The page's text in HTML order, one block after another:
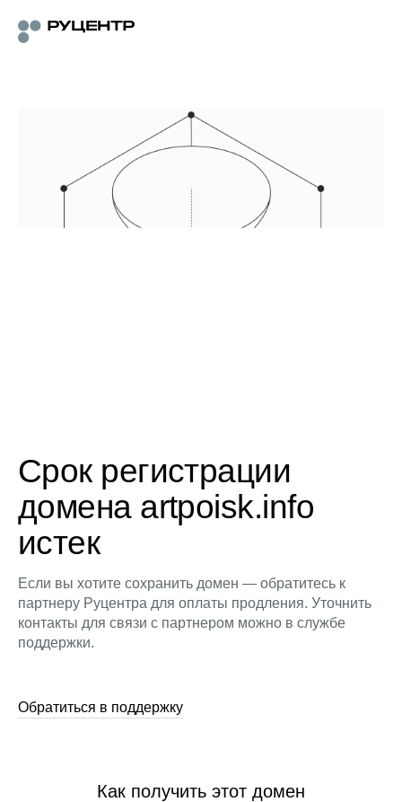
Срок регистрации
домена artpoisk.info
истек
Если вы хотите сохранить домен — обратитесь к
партнеру Руцентра для оплаты продления. Уточнить
контакты для связи с партнером можно в службе
поддержки.
Обратиться в поддержку
Как получить этот домен